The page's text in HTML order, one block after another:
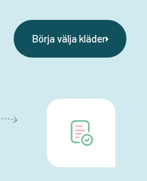
Börja välja kläder